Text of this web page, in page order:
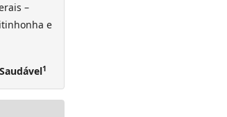
–
e
1